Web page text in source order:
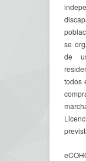
se
de
todos